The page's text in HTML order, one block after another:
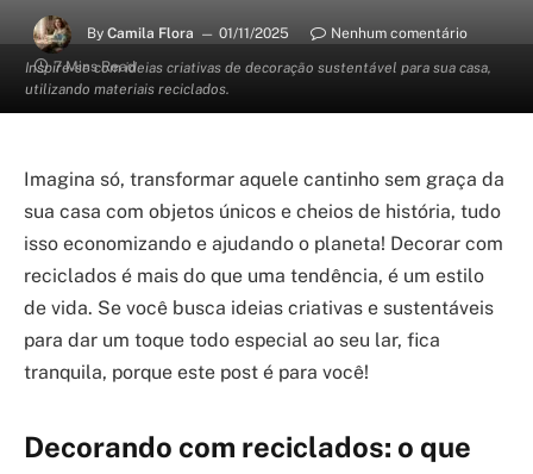
Inspire-se com ideias criativas de decoração sustentável para sua casa,
utilizando materiais reciclados.
By Camila Flora 01/11/2025
Nenhum comentário
7 Mins Read
Imagina só, transformar aquele cantinho sem graça da
sua casa com objetos únicos e cheios de história, tudo
isso economizando e ajudando o planeta! Decorar com
reciclados é mais do que uma tendência, é um estilo
de vida. Se você busca ideias criativas e sustentáveis
para dar um toque todo especial ao seu lar, fica
tranquila, porque este post é para você!
Decorando com reciclados: o que